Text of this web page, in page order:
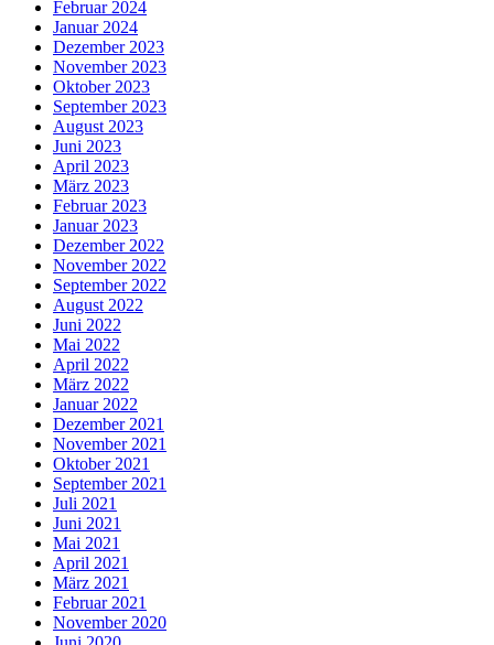
Februar 2024
Januar 2024
Dezember 2023
November 2023
Oktober 2023
September 2023
August 2023
Juni 2023
April 2023
März 2023
Februar 2023
Januar 2023
Dezember 2022
November 2022
September 2022
August 2022
Juni 2022
Mai 2022
April 2022
März 2022
Januar 2022
Dezember 2021
November 2021
Oktober 2021
September 2021
Juli 2021
Juni 2021
Mai 2021
April 2021
März 2021
Februar 2021
November 2020